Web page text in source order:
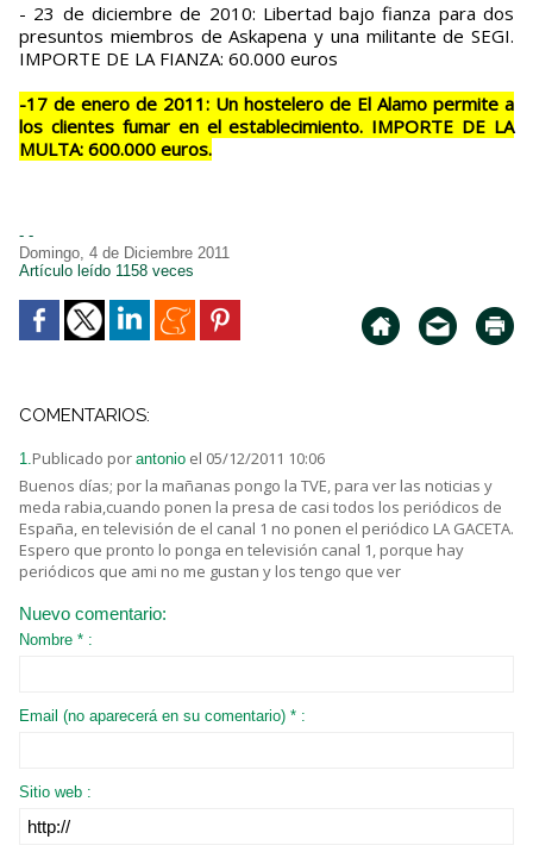
- 23 de diciembre de 2010: Libertad bajo fianza para dos
presuntos miembros de Askapena y una militante de SEGI.
IMPORTE DE LA FIANZA: 60.000 euros
-17 de enero de 2011: Un hostelero de El Alamo permite a
los clientes fumar en el establecimiento. IMPORTE DE LA
MULTA: 600.000 euros.
- -
Domingo, 4 de Diciembre 2011
Artículo leído 1158 veces
COMENTARIOS:
1.Publicado por antonio el 05/12/2011 10:06
Buenos días; por la mañanas pongo la TVE, para ver las noticias y
meda rabia,cuando ponen la presa de casi todos los periódicos de
España, en televisión de el canal 1 no ponen el periódico LA GACETA.
Espero que pronto lo ponga en televisión canal 1, porque hay
periódicos que ami no me gustan y los tengo que ver
Nuevo comentario:
Nombre * :
Email (no aparecerá en su comentario) * :
Sitio web :